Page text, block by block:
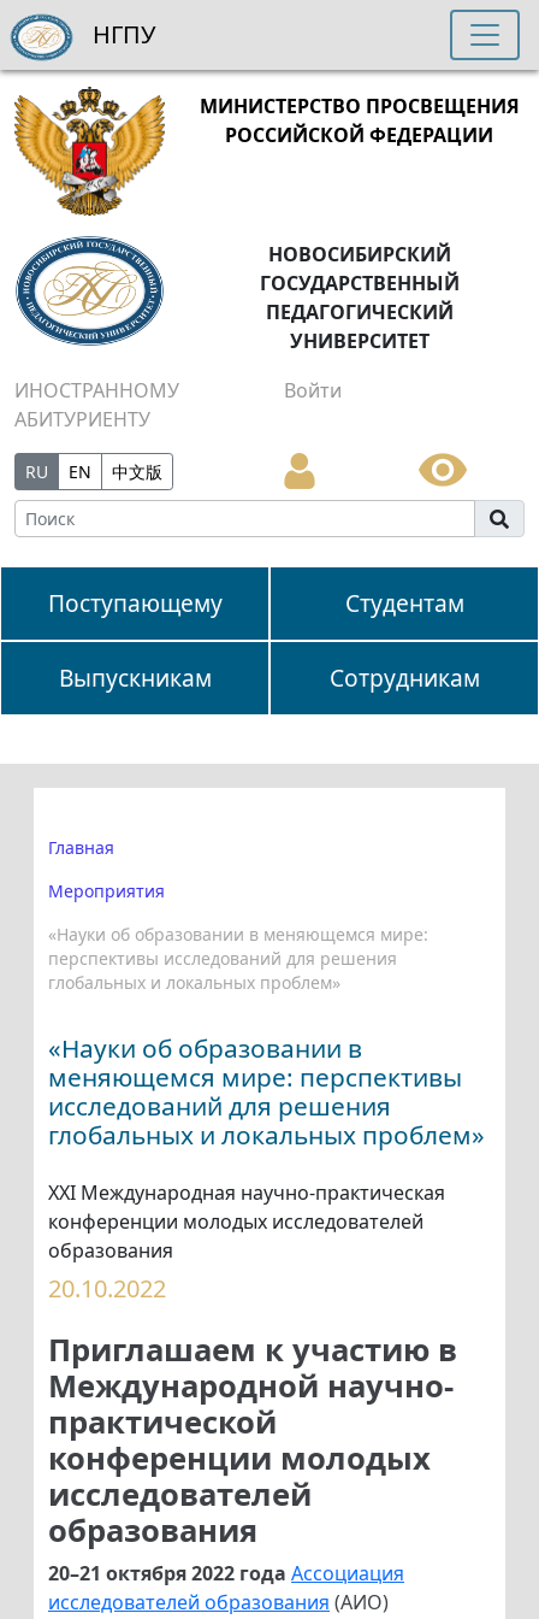
МИНИСТЕРСТВО ПРОСВЕЩЕНИЯ
РОССИЙСКОЙ ФЕДЕРАЦИИ
НОВОСИБИРСКИЙ
ГОСУДАРСТВЕННЫЙ
ПЕДАГОГИЧЕСКИЙ
УНИВЕРСИТЕТ
ИНОСТРАННОМУ
АБИТУРИЕНТУ
Войти
RU EN 中文版
Поступающему Студентам
Выпускникам Сотрудникам
НГПУ
Главная
Мероприятия
«Науки об образовании в меняющемся мире:
перспективы исследований для решения
глобальных и локальных проблем»
«Науки об образовании в
меняющемся мире: перспективы
исследований для решения
глобальных и локальных проблем»
XXI Международная научно-практическая
конференции молодых исследователей
образования
20.10.2022
Приглашаем к участию в
Международной научно-
практической
конференции молодых
исследователей
образования
20–21 октября 2022 года Ассоциация
исследователей образования (АИО)